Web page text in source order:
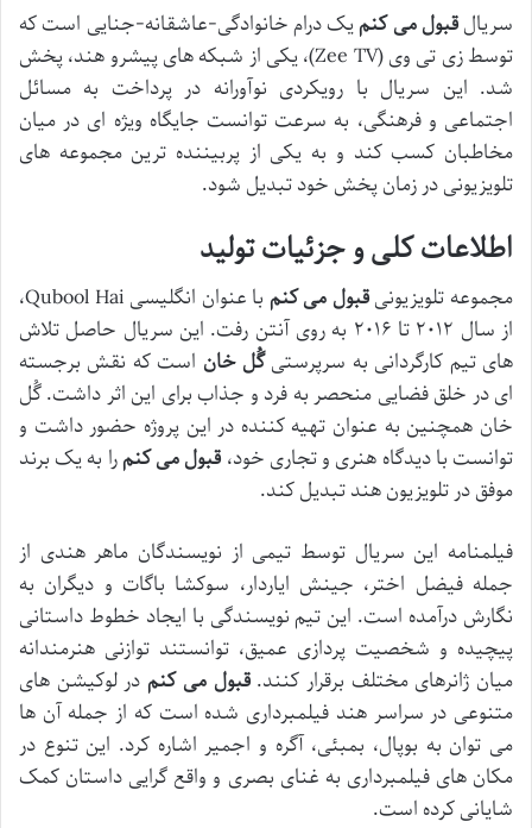
سریالقبول می کنمیک درام خانوادگی-عاشقانه-جنایی است که
توسط زی تی وی (Zee TV)، یکی از شبکه های پیشرو هند، پخش
شد. این سریال با رویکردی نوآورانه در پرداخت به مسائل
اجتماعی و فرهنگی، به سرعت توانست جایگاه ویژه ای در میان
مخاطبان کسب کند و به یکی از پربیننده ترین مجموعه های
تلویزیونی در زمان پخش خود تبدیل شود.
اطلاعات کلی و جزئیات تولید
مجموعه تلویزیونیقبول می کنم
با عنوان انگلیسی Qubool Hai،
از سال ۲۰۱۲ تا ۲۰۱۶ به روی آنتن رفت. این سریال حاصل تلاش
های تیم کارگردانی به سرپرستیگُل خان است که نقش برجسته
ای در خلق فضایی منحصر به فرد و جذاب برای این اثر داشت. گُل
خان همچنین به عنوان تهیه کننده در این پروژه حضور داشت و
توانست با دیدگاه هنری و تجاری خود، قبول می کنمرا به یک برند
موفق در تلویزیون هند تبدیل کند.
فیلمنامه این سریال توسط تیمی از نویسندگان ماهر هندی از
جمله فیضل اختر، جینش ایاردار، سوکشا باگات و دیگران به
نگارش درآمده است. این تیم نویسندگی با ایجاد خطوط داستانی
پیچیده و شخصیت پردازی عمیق، توانستند توازنی هنرمندانه
میان ژانرهای مختلف برقرار کنند.قبول می کنم در لوکیشن های
متنوعی در سراسر هند فیلمبرداری شده است که از جمله آن ها
می توان به بوپال، بمبئی، آگره و اجمیر اشاره کرد. این تنوع در
مکان های فیلمبرداری به غنای بصری و واقع گرایی داستان کمک
شایانی کرده است.